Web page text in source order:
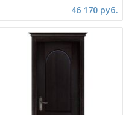
46 170 руб.